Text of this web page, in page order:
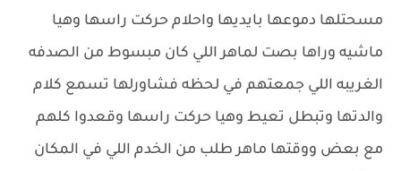
مسحتلها دموعها بايديها واحلام حركت راسها وهيا
ماشيه وراها بصت لماهر اللي كان مبسوط من الصدفه
الغريبه اللي جمعتهم في لحظه فشاورلها تسمع كلام
والدتها وتبطل تعيط وهيا حركت راسها وقعدوا كلهم
مع بعض ووقتها ماهر طلب من الخدم اللي في المكان